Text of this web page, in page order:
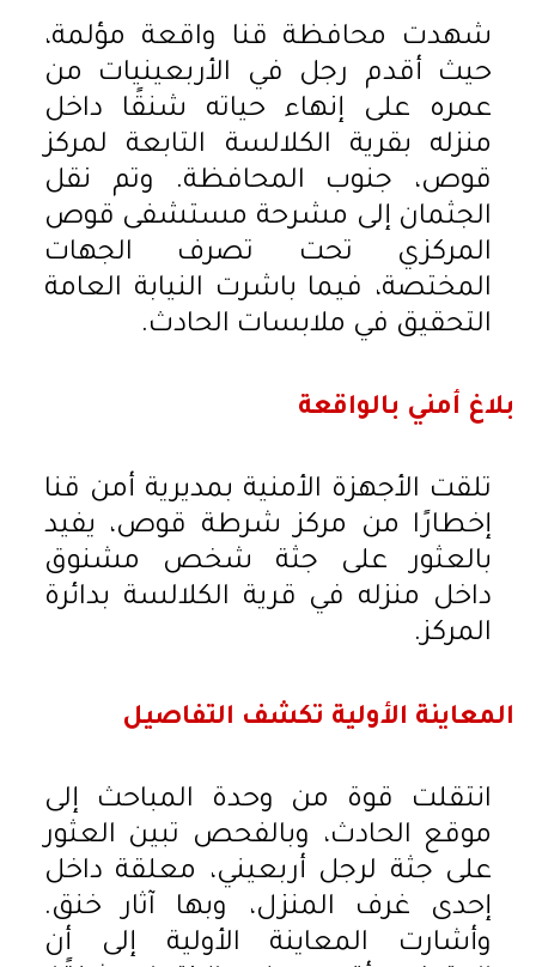
شهدت محافظة قنا واقعة مؤلمة،
حيث أقدم رجل في الأربعينيات من
عمره على إنهاء حياته شنقًا داخل
منزله بقرية الكلالسة التابعة لمركز
قوص، جنوب المحافظة. وتم نقل
الجثمان إلى مشرحة مستشفى قوص
المركزي تحت تصرف الجهات
المختصة، فيما باشرت النيابة العامة
التحقيق في ملابسات الحادث.
بلاغ أمني بالواقعة
تلقت الأجهزة الأمنية بمديرية أمن قنا
إخطارًا من مركز شرطة قوص، يفيد
بالعثور على جثة شخص مشنوق
داخل منزله في قرية الكلالسة بدائرة
المركز.
المعاينة الأولية تكشف التفاصيل
انتقلت قوة من وحدة المباحث إلى
موقع الحادث، وبالفحص تبين العثور
على جثة لرجل أربعيني، معلقة داخل
إحدى غرف المنزل، وبها آثار خنق.
وأشارت المعاينة الأولية إلى أن